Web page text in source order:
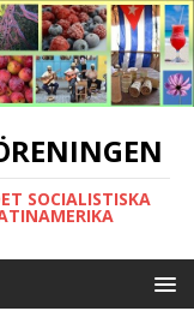
SOCIALISTISKA